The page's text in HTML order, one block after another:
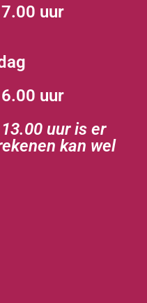
uur
uur
uur is er
kan wel